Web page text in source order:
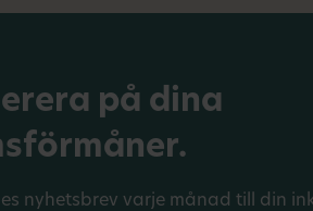
på dina
nyhetsbrev varje månad till din